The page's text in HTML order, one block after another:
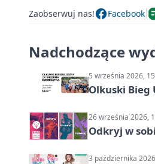
Zaobserwuj nas! Facebook
Nadchodzące
5 września 2026,
Olkuski Bieg
26 września 2026,
Odkryj w
3 października